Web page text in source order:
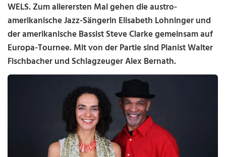
WELS. Zum allerersten Mal gehen die austro-
amerikanische Jazz-Sängerin Elisabeth Lohninger und
der amerikanische Bassist Steve Clarke gemeinsam auf
Europa-Tournee. Mit von der Partie sind Pianist Walter
Fischbacher und Schlagzeuger Alex Bernath.